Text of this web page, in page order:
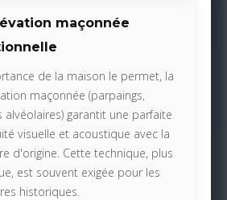
maçonnée
de la maison le permet, la
maçonnée (parpaings,
alvéolaires) garantit une parfaite
visuelle et acoustique avec la
d'origine. Cette technique, plus
est souvent exigée pour les
historiques.